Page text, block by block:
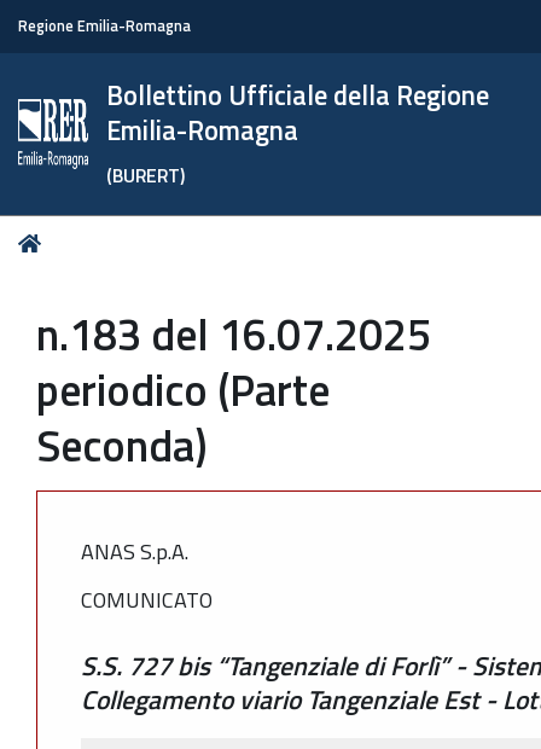
Regione Emilia-Romagna
Bollettino Ufficiale della Regione
Emilia-Romagna
(BURERT)
Tu
n.183 del 16.07.2025
periodico (Parte
Seconda)
ANAS S.p.A.
COMUNICATO
S.S. 727 bis “Tangenziale di Forlì” -
Collegamento viario Tangenziale Est -